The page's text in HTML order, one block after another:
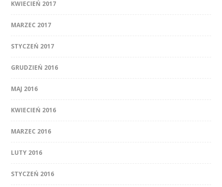
KWIECIEŃ 2017
MARZEC 2017
STYCZEŃ 2017
GRUDZIEŃ 2016
MAJ 2016
KWIECIEŃ 2016
MARZEC 2016
LUTY 2016
STYCZEŃ 2016